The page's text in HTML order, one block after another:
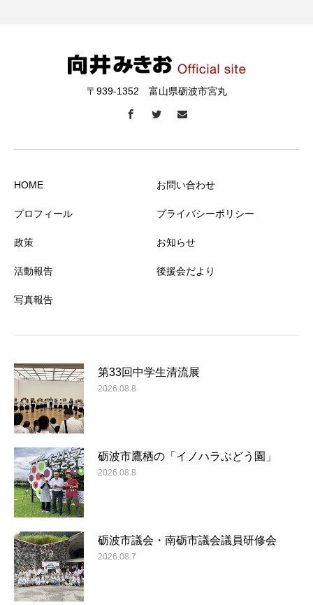
〒939-1352 富山県砺波市宮丸
HOME
プロフィール
政策
活動報告
写真報告
お問い合わせ
プライバシーポリシー
お知らせ
後援会だより
第33回中学生清流展
2026.08.8
砺波市鷹栖の「イノハラぶどう園」
2026.08.8
砺波市議会・南砺市議会議員研修会
2026.08.7